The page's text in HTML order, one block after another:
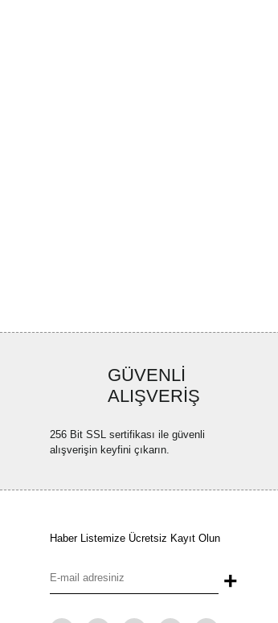
GÜVENLİ
ALIŞVERİŞ
256 Bit SSL sertifikası ile güvenli
alışverişin keyfini çıkarın.
Haber Listemize Ücretsiz Kayıt Olun
+